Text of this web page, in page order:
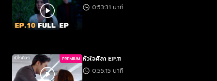
0:53:31 นาที
PREMIUM หัวใจศิลา EP.11
0:55:15 นาที